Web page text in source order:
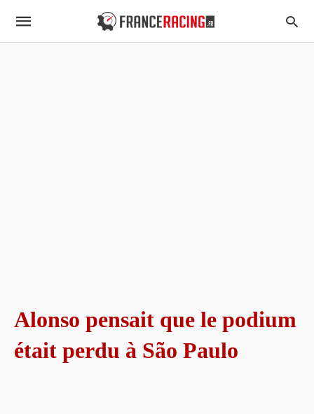
Alonso pensait que le podium
était perdu à São Paulo